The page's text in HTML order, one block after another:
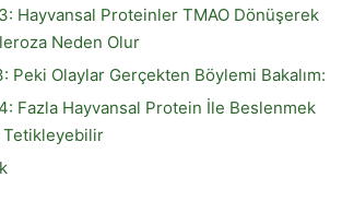
Hayvansal Proteinler TMAO Dönüşerek
Neden Olur
Peki Olaylar Gerçekten Böylemi Bakalım:
Fazla Hayvansal Protein İle Beslenmek
Tetikleyebilir